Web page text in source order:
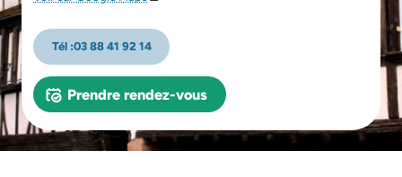
Tél :03 88 41 92 14
Prendre rendez-vous